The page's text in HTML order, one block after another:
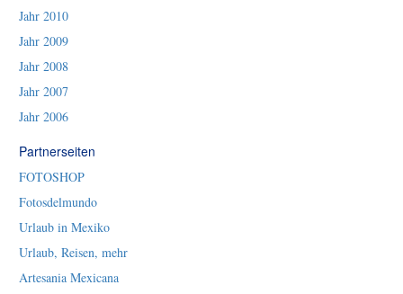
Jahr 2010
Jahr 2009
Jahr 2008
Jahr 2007
Jahr 2006
Partnerseiten
FOTOSHOP
Fotosdelmundo
Urlaub in Mexiko
Urlaub, Reisen, mehr
Artesania Mexicana